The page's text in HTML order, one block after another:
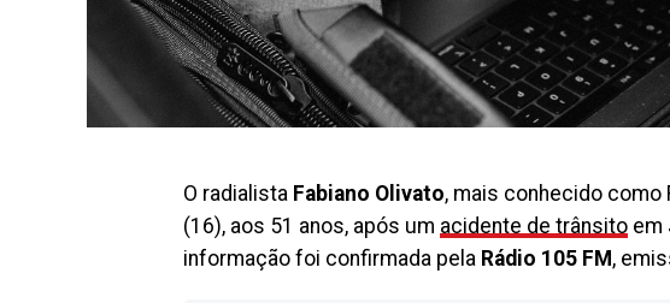
O radialista Fabiano Olivato, mais conhecido como
(16), aos 51 anos, após um acidente de trânsito em
informação foi confirmada pela Rádio 105 FM ,